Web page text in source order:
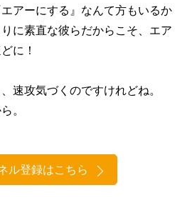
アーにする』なんて方もいるか
に素直な彼らだからこそ、エア
に！
速攻気づくのですけれどね。
。
ル登録はこちら